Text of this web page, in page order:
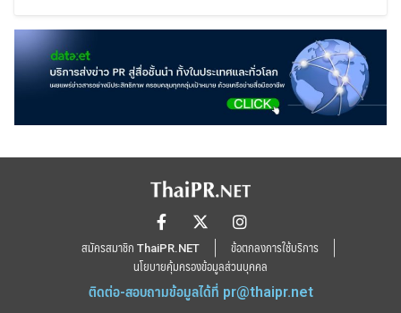
สมัครสมาชิก ThaiPR.NET
ข้อตกลงการใช้บริการ
นโยบายคุ้มครองข้อมูลส่วนบุคคล
ติดต่อ-สอบถามข้อมูลได้ที่ pr@thaipr.net